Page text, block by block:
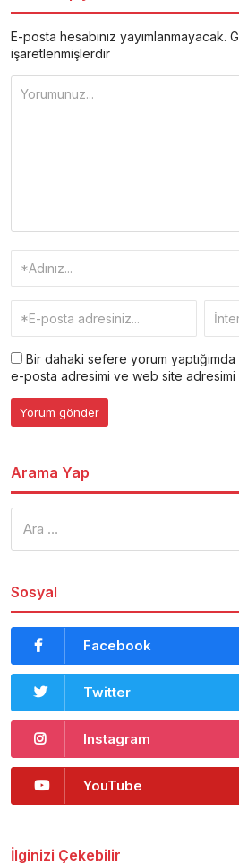
E-posta hesabınız yayımlanmayacak.
işaretlenmişlerdir
Bir dahaki sefere yorum yaptığımda
e-posta adresimi ve web site adresimi
Arama Yap
Sosyal
Facebook
Twitter
Instagram
YouTube
İlginizi Çekebilir